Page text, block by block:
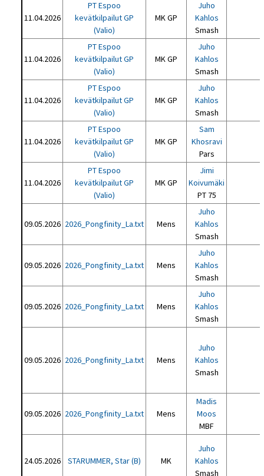
11.04.2026
PT Espoo
kevätkilpailut GP
(Valio)
MK GP
Juho
Kahlos
Smash
11.04.2026
PT Espoo
kevätkilpailut GP
(Valio)
MK GP
Juho
Kahlos
Smash
11.04.2026
PT Espoo
kevätkilpailut GP
(Valio)
MK GP
Juho
Kahlos
Smash
11.04.2026
PT Espoo
kevätkilpailut GP
(Valio)
MK GP
Sam
Khosravi
Pars
11.04.2026
PT Espoo
kevätkilpailut GP
(Valio)
MK GP
Jimi
Koivumäki
PT 75
09.05.2026 2026_Pongfinity_La.txt Mens
Juho
Kahlos
Smash
09.05.2026 2026_Pongfinity_La.txt Mens
Juho
Kahlos
Smash
09.05.2026 2026_Pongfinity_La.txt Mens
Juho
Kahlos
Smash
09.05.2026 2026_Pongfinity_La.txt Mens
Juho
Kahlos
Smash
09.05.2026 2026_Pongfinity_La.txt Mens
Madis
Moos
MBF
24.05.2026 STARUMMER, Star (B) MK
Juho
Kahlos
Smash